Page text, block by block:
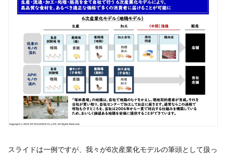
スライドは一例ですが、我々が6次産業化モデルの筆頭として扱っ